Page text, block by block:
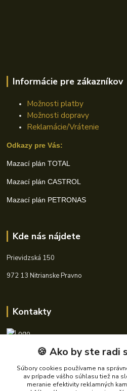
Informácie pre zákazníkov
Možnosti platby
Možnosti dopravy
Reklamácie/Vrátenie
Odkazy pre Vás:
Mazací plán TOTAL
Mazací plán CASTROL
Mazací plán PETRONAS
Kde nás nájdete
Prievidzská 150
972 13 Nitrianske Pravno
Kontakty
+421 940 621 185
info@autoking.sk
🍪 Ako by ste radi
Súbory cookies používame na
av prípade vášho súhlasu tiež na
meranie efektivity reklamných